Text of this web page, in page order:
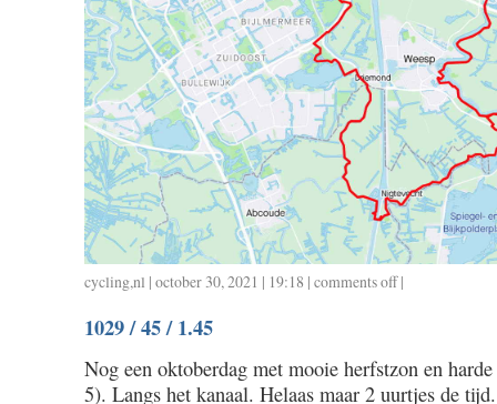
cycling,nl | october 30, 2021 | 19:18 | comments offon
/
1.52
|
1029 / 45 / 1.45
Nog een oktoberdag met mooie herfstzon en
5). Langs het kanaal. Helaas maar 2 uurtjes de